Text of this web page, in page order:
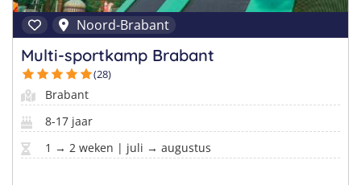
Noord-Brabant
Multi-sportkamp Brabant
(28)
Brabant
8-17 jaar
1 → 2 weken | juli → augustus